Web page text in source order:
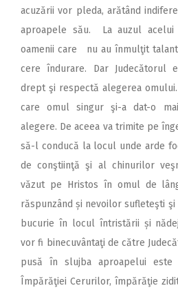
acuzării vor pleda, arătând
aproapele său. La auzul
oamenii care nu au înmulţit
cere îndurare. Dar Judecătorul
drept şi respectă alegerea
care omul singur şi-a dat-o
alegere. De aceea va trimite pe
să-l conducă la locul unde arde
de conştiinţă şi al chinurilor
văzut pe Hristos în omul de
răspunzând și nevoilor sufleteşti
bucurie în locul întristării și
vor fi binecuvântaţi de către
pusă în slujba aproapelui este
Împărăţiei Cerurilor, împărăţie